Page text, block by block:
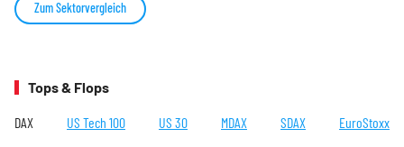
Zum Sektorvergleich
Tops & Flops
DAX US Tech 100 US 30 MDAX SDAX EuroStoxx